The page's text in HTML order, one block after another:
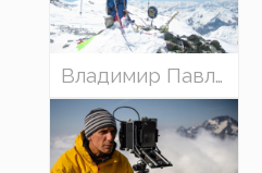
Владимир Павлов, Бугарија „Моите сноуборд врвови“,